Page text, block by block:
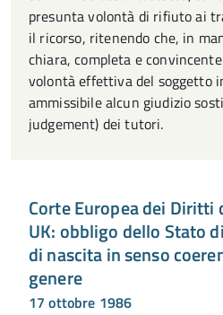
presunta volontà di rifiuto ai
il ricorso, ritenendo che, in
chiara, completa e
volontà effettiva del soggetto
ammissibile alcun giudizio
judgement) dei tutori.
Corte Europea dei Diritti
UK: obbligo dello Stato
di nascita in senso
genere
17 ottobre 1986